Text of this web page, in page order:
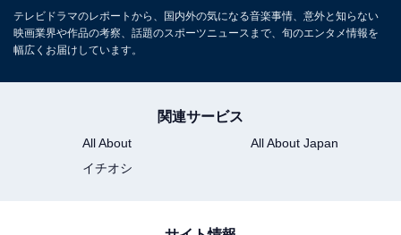
テレビドラマのレポートから、国内外の気になる音楽事情、意外と知らない
映画業界や作品の考察、話題のスポーツニュースまで、旬のエンタメ情報を
幅広くお届けしています。
関連サービス
All About
All About Japan
イチオシ